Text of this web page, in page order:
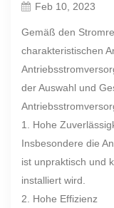
Feb 10, 2023
Gemäß den
charakteristischen
der Auswahl und
1. Hohe
Insbesondere die
ist unpraktisch und
installiert wird.
2. Hohe Effizienz